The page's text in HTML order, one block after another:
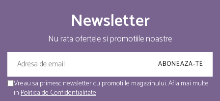
Newsletter
Nu rata ofertele si promotiile noastre
Vreau sa primesc newsletter cu promotiile magazinului. Afla mai multe
inPolitica de Confidentialitate